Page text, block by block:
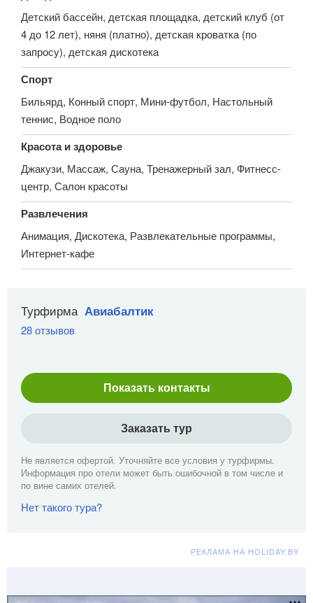
Детский бассейн, детская площадка, детский клуб (от
4 до 12 лет), няня (платно), детская кроватка (по
запросу), детская дискотека
Спорт
Бильярд, Конный спорт, Мини-футбол, Настольный
теннис, Водное поло
Красота и здоровье
Джакузи, Массаж, Сауна, Тренажерный зал, Фитнесс-
центр, Салон красоты
Развлечения
Анимация, Дискотека, Развлекательные программы,
Интернет-кафе
Турфирма Авиабалтик
28 отзывов
Показать контакты
Заказать тур
Не является офертой. Уточняйте все условия у турфирмы.
Информация про отели может быть ошибочной в том числе и
по вине самих отелей.
Нет такого тура?
РЕКЛАМА НА HOLIDAY.BY